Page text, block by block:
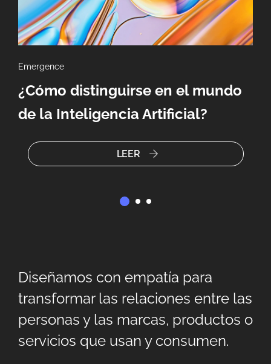
Emergence
¿Cómo distinguirse en el mundo
de la Inteligencia Artificial?
LEER
Diseñamos con empatía para
transformar las relaciones entre las
personas y las marcas, productos o
servicios que usan y consumen.